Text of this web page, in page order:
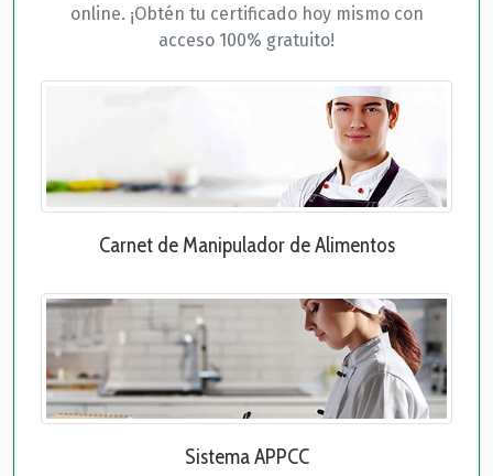
online. ¡Obtén tu certificado hoy mismo con
acceso 100% gratuito!
Carnet de Manipulador de Alimentos
Sistema APPCC